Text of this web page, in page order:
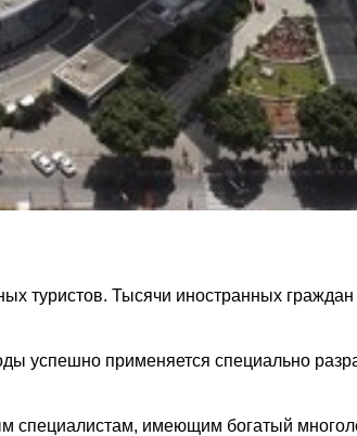
туристов. Тысячи иностранных
успешно применяется специально
имеющим богатый